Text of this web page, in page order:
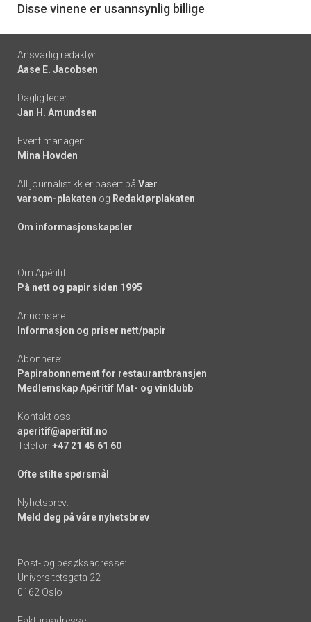
6
Disse vinene er usannsynlig billige
Footer
-
links
Ansvarlig redaktør:
Aase E. Jacobsen
Daglig leder:
Jan H. Amundsen
Event manager:
Mina Hovden
All journalistikk er basert på Vær
varsom-plakaten og Redaktørplakaten
Om informasjonskapsler
Om Apéritif:
På nett og papir siden 1995
Annonsere:
Informasjon og priser nett/papir
Abonnere:
Papirabonnement for restaurantbransjen
Medlemskap Apéritif Mat- og vinklubb
Kontakt oss:
aperitif@aperitif.no
Telefon +47 21 45 61 60
Ofte stilte spørsmål
Nyhetsbrev:
Meld deg på våre nyhetsbrev
Post- og besøksadresse:
Universitetsgata 22
0162 Oslo